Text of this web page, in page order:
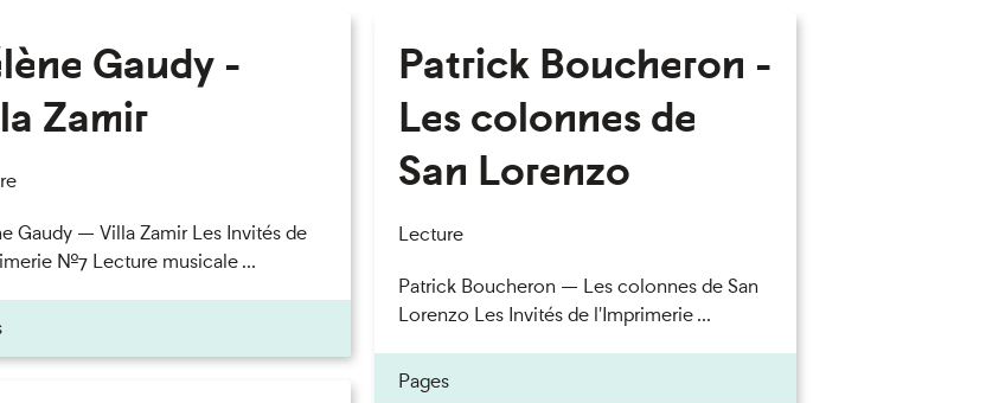
Gaudy -
Zamir
Gaudy — Villa Zamir Les Invités de
n°7 Lecture musicale ...
Patrick Boucheron -
Les colonnes de
San Lorenzo
Lecture
Patrick Boucheron — Les colonnes de San
Lorenzo Les Invités de l'Imprimerie ...
Pages